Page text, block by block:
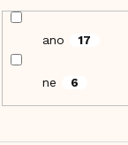
ano 17
ne 6